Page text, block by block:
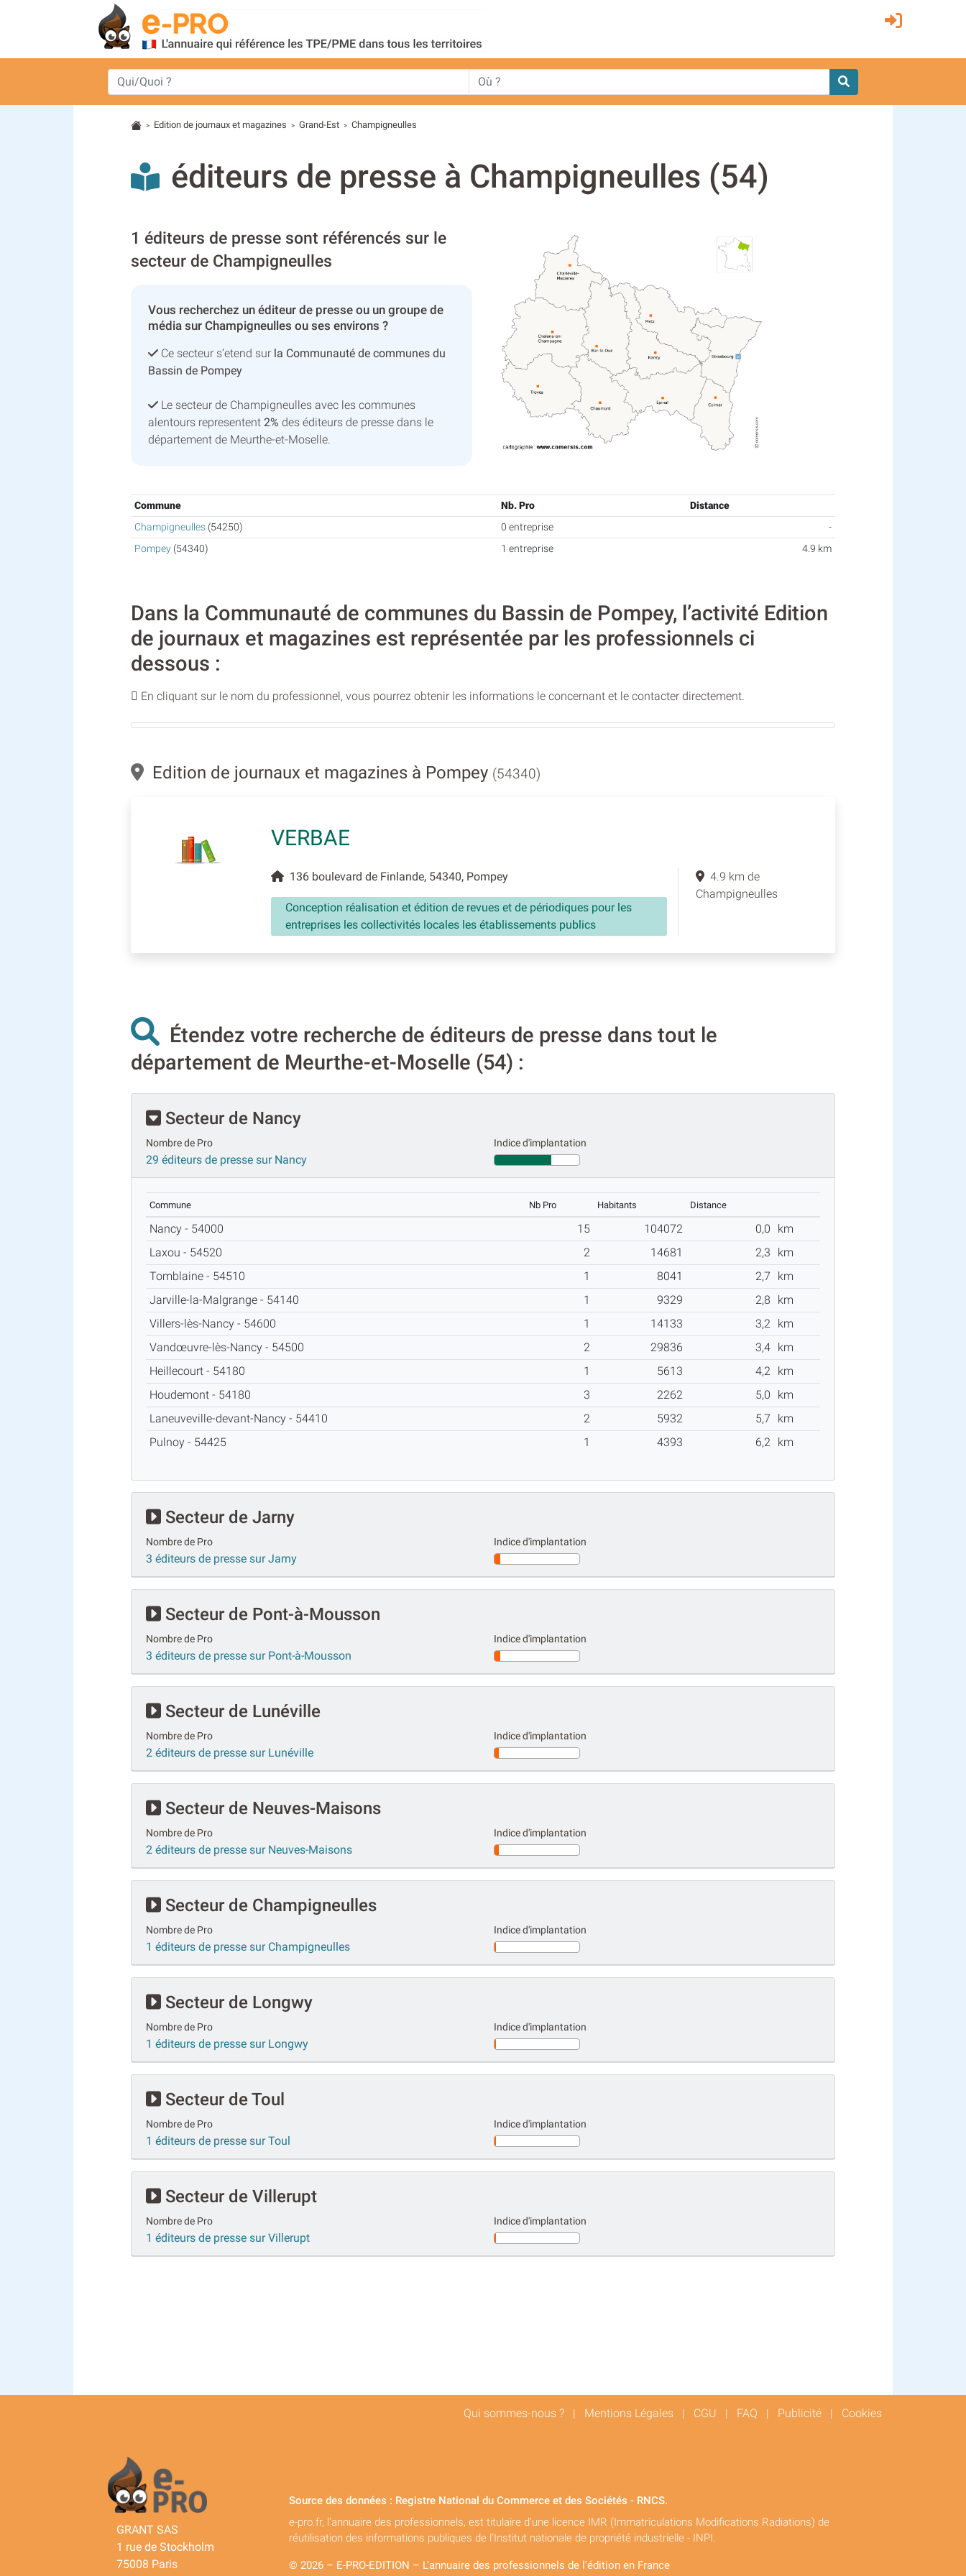
> Edition de journaux et magazines > Grand-Est > Champigneulles
éditeurs de presse à Champigneulles (54)
1 éditeurs de presse sont référencés sur le
secteur de Champigneulles
Vous recherchez un éditeur de presse ou un groupe de
média sur Champigneulles ou ses environs ?
Ce secteur s’etend sur la Communauté de communes du
Bassin de Pompey
Le secteur de Champigneulles avec les communes
alentours representent 2% des éditeurs de presse dans le
département de Meurthe-et-Moselle.
Commune Nb. Pro
Distance
Champigneulles(54250) 0 entreprise
-
Pompey(54340) 1 entreprise 4.9 km
Dans la Communauté de communes du Bassin de Pompey, l’activité Edition
de journaux et magazines est représentée par les professionnels ci
dessous :
En cliquant sur le nom du professionnel, vous pourrez obtenir les informations le concernant et le contacter directement.
Edition de journaux et magazines à Pompey (54340)
VERBAE
136 boulevard de Finlande, 54340, Pompey
Conception réalisation et édition de revues et de périodiques pour les
entreprises les collectivités locales les établissements publics
4.9 km de
Champigneulles
Étendez votre recherche de éditeurs de presse dans tout le
département de Meurthe-et-Moselle (54) :
Secteur de Nancy
Nombre de Pro
29 éditeurs de presse sur Nancy
Indice d'implantation
Commune Nb Pro Habitants Distance
Nancy - 54000 15 104072 0,0
km
Laxou - 54520
2 14681 2,3
km
Tomblaine - 54510
1 8041 2,7
km
Jarville-la-Malgrange - 54140
1 9329 2,8
km
Villers-lès-Nancy - 54600
1 14133 3,2
km
Vandœuvre-lès-Nancy - 54500
2 29836 3,4
km
Heillecourt - 54180
1 5613 4,2
km
Houdemont - 54180
3 2262 5,0
km
Laneuveville-devant-Nancy - 54410
2 5932 5,7
km
Pulnoy - 54425
1 4393 6,2 km
Secteur de Jarny
Nombre de Pro
3 éditeurs de presse sur Jarny
Indice d'implantation
Secteur de Pont-à-Mousson
Nombre de Pro
3 éditeurs de presse sur Pont-à-Mousson
Indice d'implantation
Secteur de Lunéville
Nombre de Pro
2 éditeurs de presse sur Lunéville
Indice d'implantation
Secteur de Neuves-Maisons
Nombre de Pro
2 éditeurs de presse sur Neuves-Maisons
Indice d'implantation
Secteur de Champigneulles
Nombre de Pro
1 éditeurs de presse sur Champigneulles
Indice d'implantation
Secteur de Longwy
Nombre de Pro
1 éditeurs de presse sur Longwy
Indice d'implantation
Secteur de Toul
Nombre de Pro
1 éditeurs de presse sur Toul
Indice d'implantation
Secteur de Villerupt
Nombre de Pro
1 éditeurs de presse sur Villerupt
Indice d'implantation
Qui sommes-nous ? | Mentions Légales | CGU | FAQ | Publicité | Cookies
GRANT SAS
1 rue de Stockholm
75008 Paris
Source des données : Registre National du Commerce et des Sociétés - RNCS.
e-pro.fr, l'annuaire des professionnels, est titulaire d'une licence IMR (Immatriculations Modifications Radiations) de
réutilisation des informations publiques de l'Institut nationale de propriété industrielle - INPI.
© 2026 – E-PRO-EDITION – L'annuaire des professionnels de l'édition en France